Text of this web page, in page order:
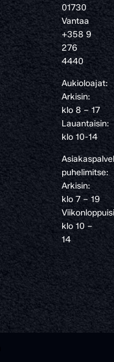
01730
Vantaa
+358 9
276
4440
Aukioloajat:
Arkisin:
klo 8 – 17
Lauantaisin:
klo 10-14
puhelimitse:
Arkisin:
klo 7 – 19
klo 10 –
14